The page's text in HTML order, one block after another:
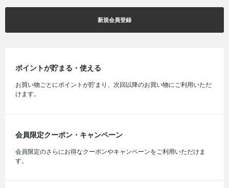
新規会員登録
ポイントが貯まる・使える
お買い物ごとにポイントが貯まり、次回以降のお買い物にご利用いただ
けます。
会員限定クーポン・キャンペーン
会員限定のさらにお得なクーポンやキャンペーンをご利用いただけま
す。